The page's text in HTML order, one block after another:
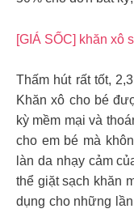
[GIÁ SỐC] khăn xô
Thấm hút rất tốt,
Khăn xô cho bé
kỳ mềm mại và
cho em bé mà
làn da nhạy cảm
thể giặt sạch khăn
dụng cho những